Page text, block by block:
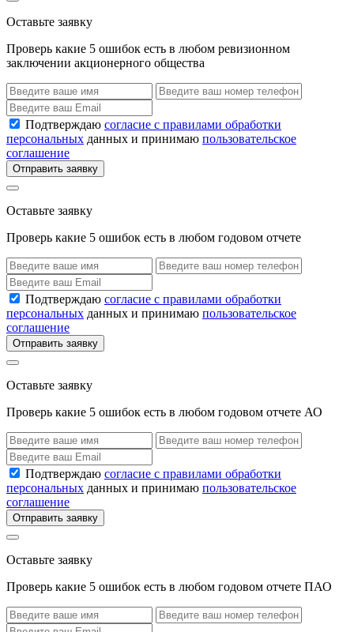
Оставьте заявку
Проверь какие 5 ошибок есть в любом ревизионном
заключении акционерного общества
Подтверждаю согласие с правилами обработки
персональных данных и принимаю пользовательское
соглашение
Отправить заявку
Оставьте заявку
Проверь какие 5 ошибок есть в любом годовом отчете
Подтверждаю согласие с правилами обработки
персональных данных и принимаю пользовательское
соглашение
Отправить заявку
Оставьте заявку
Проверь какие 5 ошибок есть в любом годовом отчете АО
Подтверждаю согласие с правилами обработки
персональных данных и принимаю пользовательское
соглашение
Отправить заявку
Оставьте заявку
Проверь какие 5 ошибок есть в любом годовом отчете ПАО